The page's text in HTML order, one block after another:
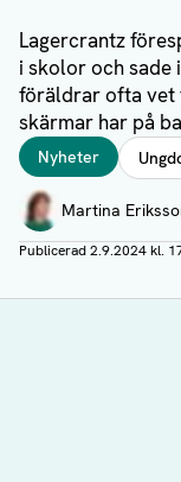
Lagercrantz
i skolor och sade
föräldrar ofta vet
skärmar har på
Taggar
Nyheter
Författare
Martina
Visa profil
Publicerad2.9.2024 kl.